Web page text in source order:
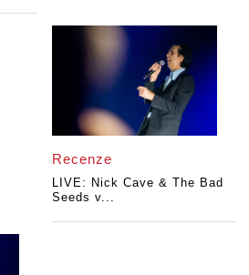
Recenze
LIVE: Nick Cave & The Bad
Seeds v...